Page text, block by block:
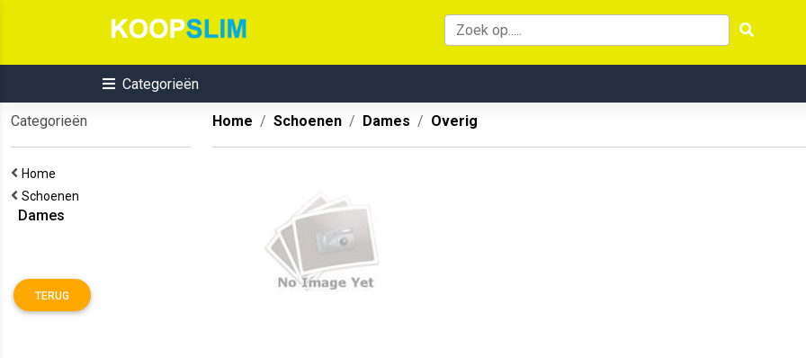
Categorieën
Categorieën
Home
Schoenen
Dames
TERUG
Home Schoenen Dames Overig